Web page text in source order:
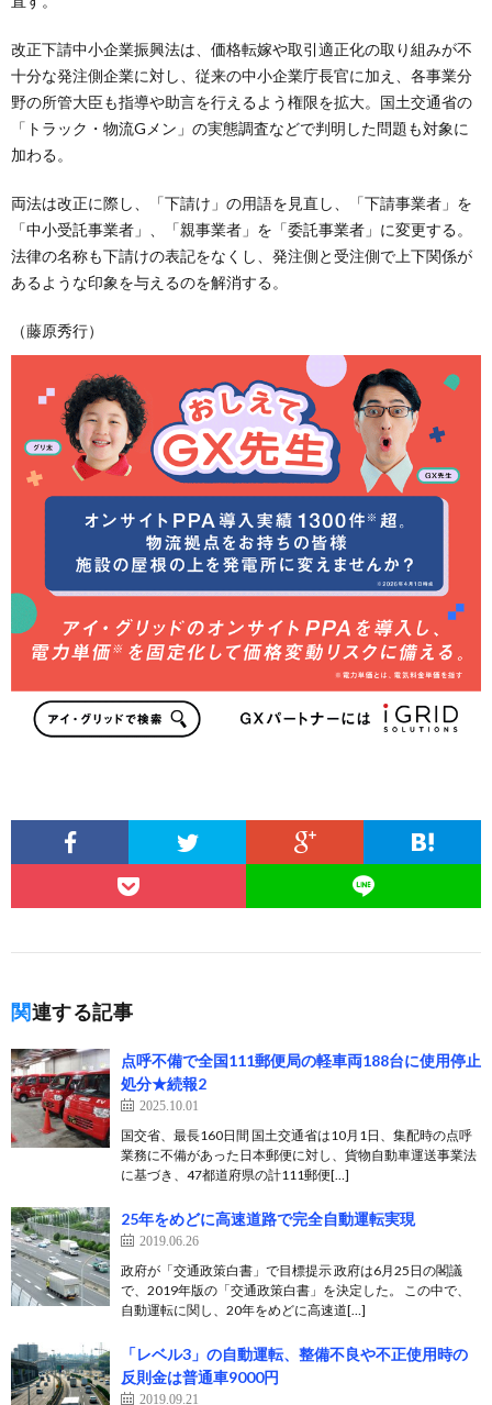
改正下請中小企業振興法は、価格転嫁や取引適正化の取り組みが不
十分な発注側企業に対し、従来の中小企業庁長官に加え、各事業分
野の所管大臣も指導や助言を行えるよう権限を拡大。国土交通省の
「トラック・物流Gメン」の実態調査などで判明した問題も対象に
加わる。
両法は改正に際し、「下請け」の用語を見直し、「下請事業者」を
「中小受託事業者」、「親事業者」を「委託事業者」に変更する。
法律の名称も下請けの表記をなくし、発注側と受注側で上下関係が
あるような印象を与えるのを解消する。
（藤原秀行）
関連する記事
点呼不備で全国111郵便局の軽車両188台に使用停止
処分★続報2
2025.10.01
国交省、最長160日間 国土交通省は10月1日、集配時の点呼
業務に不備があった日本郵便に対し、貨物自動車運送事業法
に基づき、47都道府県の計111郵便[…]
25年をめどに高速道路で完全自動運転実現
2019.06.26
政府が「交通政策白書」で目標提示 政府は6月25日の閣議
で、2019年版の「交通政策白書」を決定した。 この中で、
自動運転に関し、20年をめどに高速道[…]
「レベル3」の自動運転、整備不良や不正使用時の
反則金は普通車9000円
2019.09.21